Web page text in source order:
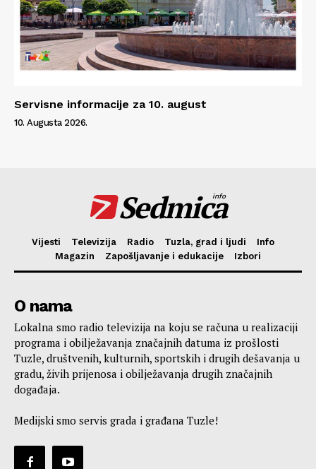
Servisne informacije za 10. august
10. Augusta 2026.
Sedmica
info
Vijesti Televizija Radio Tuzla, grad i ljudi
Info
Magazin
Zapošljavanje i edukacije Izbori
O nama
Lokalna smo radio televizija na koju se računa u realizaciji
programa i obilježavanja značajnih datuma iz prošlosti
Tuzle, društvenih, kulturnih, sportskih i drugih dešavanja u
gradu, živih prijenosa i obilježavanja drugih značajnih
događaja.
Medijski smo servis grada i građana Tuzle!